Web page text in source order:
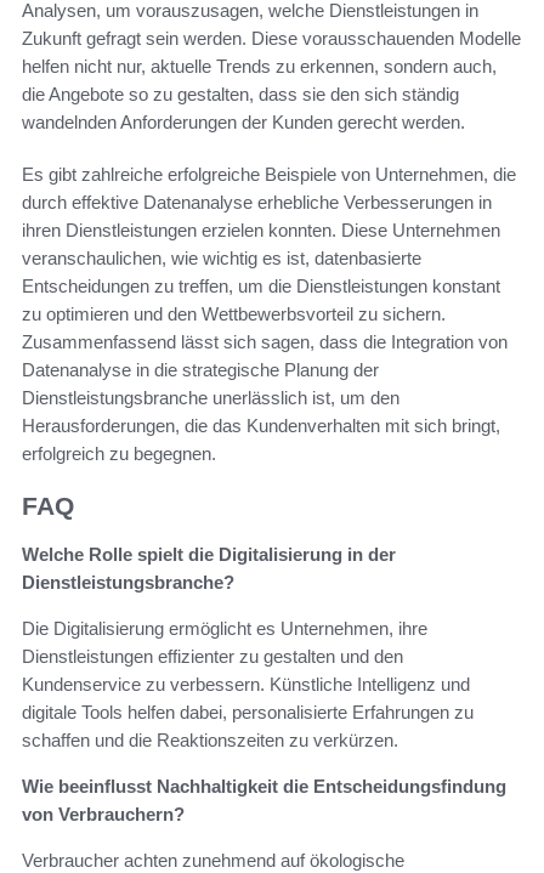
Analysen, um vorauszusagen, welche Dienstleistungen in
Zukunft gefragt sein werden. Diese vorausschauenden Modelle
helfen nicht nur, aktuelle Trends zu erkennen, sondern auch,
die Angebote so zu gestalten, dass sie den sich ständig
wandelnden Anforderungen der Kunden gerecht werden.
Es gibt zahlreiche erfolgreiche Beispiele von Unternehmen, die
durch effektive Datenanalyse erhebliche Verbesserungen in
ihren Dienstleistungen erzielen konnten. Diese Unternehmen
veranschaulichen, wie wichtig es ist, datenbasierte
Entscheidungen zu treffen, um die Dienstleistungen konstant
zu optimieren und den Wettbewerbsvorteil zu sichern.
Zusammenfassend lässt sich sagen, dass die Integration von
Datenanalyse in die strategische Planung der
Dienstleistungsbranche unerlässlich ist, um den
Herausforderungen, die das Kundenverhalten mit sich bringt,
erfolgreich zu begegnen.
FAQ
Welche Rolle spielt die Digitalisierung in der
Dienstleistungsbranche?
Die Digitalisierung ermöglicht es Unternehmen, ihre
Dienstleistungen effizienter zu gestalten und den
Kundenservice zu verbessern. Künstliche Intelligenz und
digitale Tools helfen dabei, personalisierte Erfahrungen zu
schaffen und die Reaktionszeiten zu verkürzen.
Wie beeinflusst Nachhaltigkeit die Entscheidungsfindung
von Verbrauchern?
Verbraucher achten zunehmend auf ökologische